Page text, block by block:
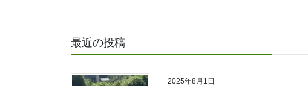
最近の投稿
2025年8月1日